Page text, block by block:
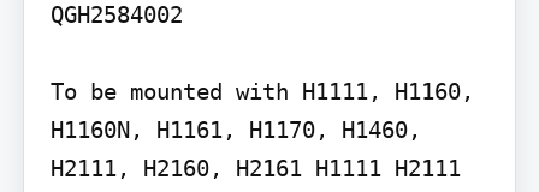
QGH2584002
To be mounted with H1111, H1160,
H1160N, H1161, H1170, H1460,
H2111, H2160, H2161 H1111 H2111